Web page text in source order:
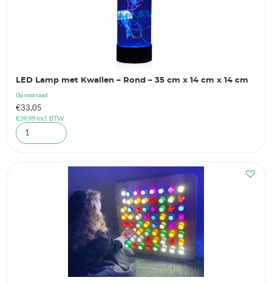
LED Lamp met Kwallen – Rond – 35 cm x 14 cm x 14 cm
Op voorraad
€33,05
€39,99incl. BTW